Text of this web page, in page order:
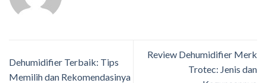
Dehumidifier Terbaik: Tips
Memilih dan Rekomendasinya
Review Dehumidifier Merk
Trotec: Jenis dan